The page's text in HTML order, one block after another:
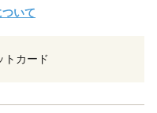
いて
トカード